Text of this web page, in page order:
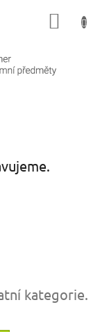
kategorie.